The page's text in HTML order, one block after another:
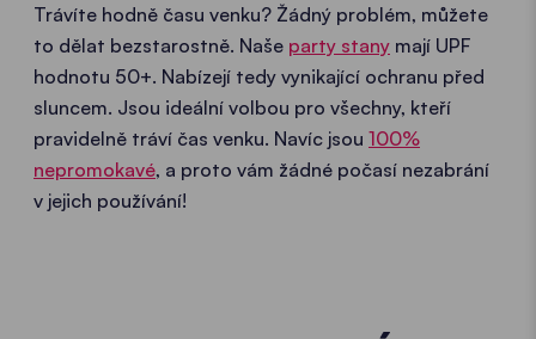
Trávíte hodně času venku? Žádný problém, můžete
to dělat bezstarostně. Naše party stany mají UPF
hodnotu 50+. Nabízejí tedy vynikající ochranu před
sluncem. Jsou ideální volbou pro všechny, kteří
pravidelně tráví čas venku. Navíc jsou 100%
nepromokavé, a proto vám žádné počasí nezabrání
v jejich používání!